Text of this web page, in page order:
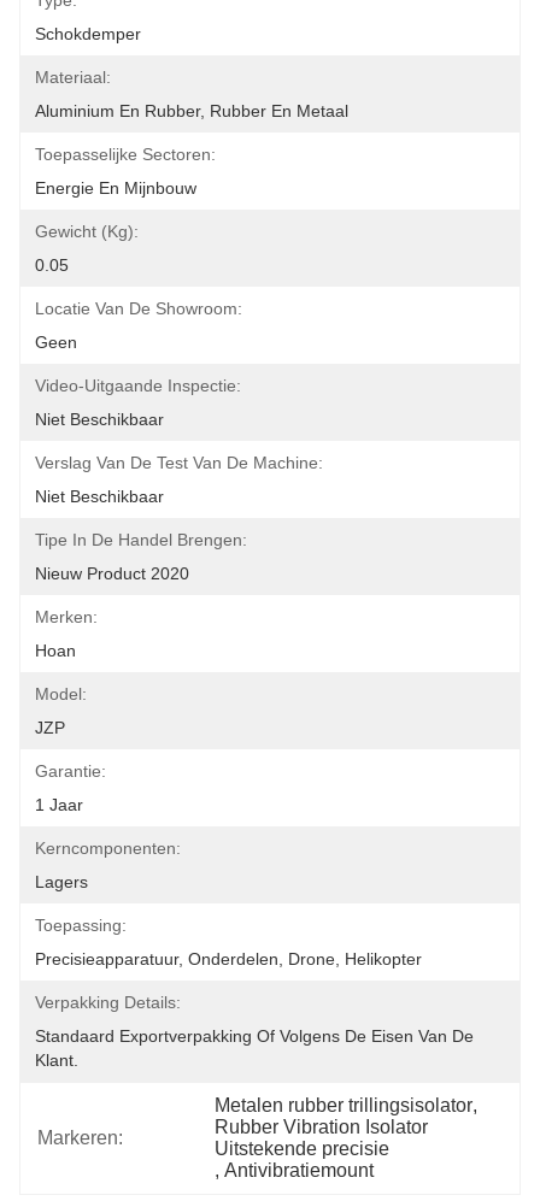
Schokdemper
Materiaal:
Aluminium En Rubber, Rubber En Metaal
Toepasselijke Sectoren:
Energie En Mijnbouw
Gewicht (kg):
0.05
Locatie Van De Showroom:
Geen
Video-Uitgaande Inspectie:
Niet Beschikbaar
Verslag Van De Test Van De Machine:
Niet Beschikbaar
Tipe In De Handel Brengen:
Nieuw Product 2020
Merken:
Hoan
Model:
JZP
Garantie:
1 Jaar
Kerncomponenten:
Lagers
Toepassing:
Precisieapparatuur, Onderdelen, Drone, Helikopter
Verpakking Details:
Standaard Exportverpakking Of Volgens De Eisen Van De
Klant.
Markeren:
Metalen rubber trillingsisolator,
Rubber Vibration Isolator
Uitstekende precisie
, Antivibratiemount